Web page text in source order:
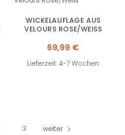
WICKELAUFLAGE AUS
VELOURS ROSE/WEISS
69,99 €
Lieferzeit: 4-7 Wochen
3 weiter